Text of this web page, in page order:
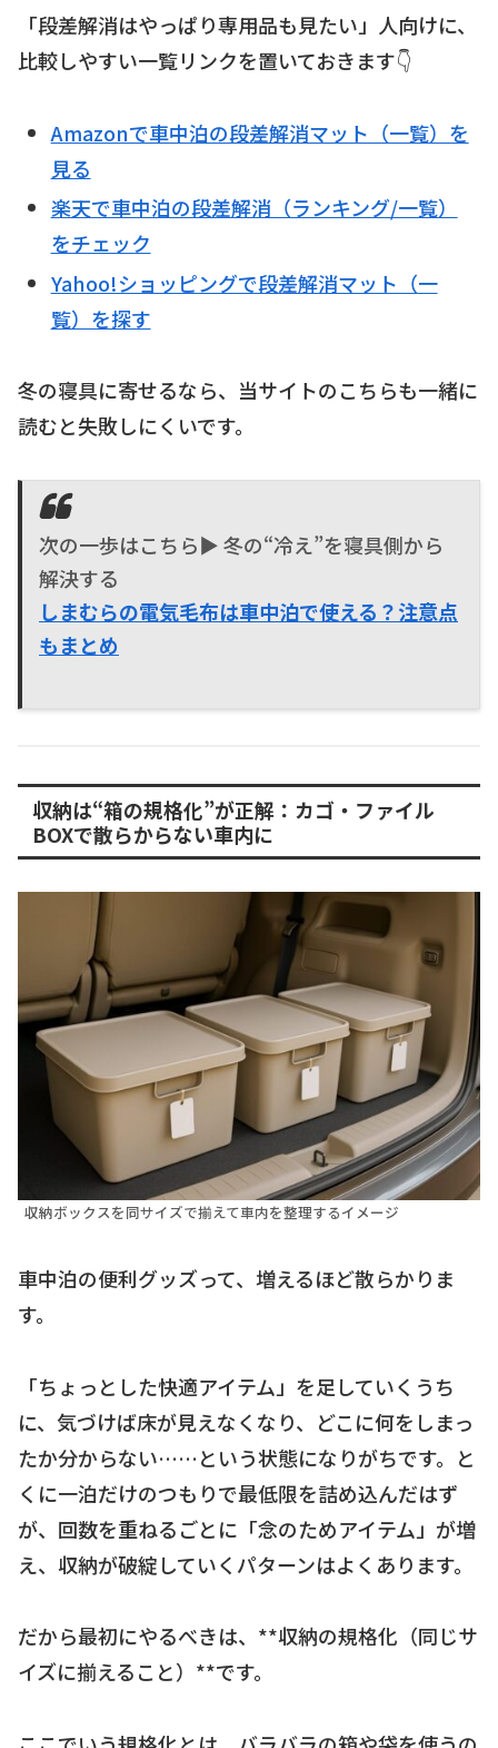
「段差解消はやっぱり専用品も見たい」人向けに、
比較しやすい一覧リンクを置いておきます👇
Amazonで車中泊の段差解消マット（一覧）を
見る
楽天で車中泊の段差解消（ランキング/一覧）
をチェック
Yahoo!ショッピングで段差解消マット（一
覧）を探す
冬の寝具に寄せるなら、当サイトのこちらも一緒に
読むと失敗しにくいです。
次の一歩はこちら▶ 冬の“冷え”を寝具側から
解決する
しまむらの電気毛布は車中泊で使える？注意点
もまとめ
収納は“箱の規格化”が正解：カゴ・ファイル
BOXで散らからない車内に
収納ボックスを同サイズで揃えて車内を整理するイメージ
車中泊の便利グッズって、増えるほど散らかりま
す。
「ちょっとした快適アイテム」を足していくうち
に、気づけば床が見えなくなり、どこに何をしまっ
たか分からない……という状態になりがちです。と
くに一泊だけのつもりで最低限を詰め込んだはず
が、回数を重ねるごとに「念のためアイテム」が増
え、収納が破綻していくパターンはよくあります。
だから最初にやるべきは、**収納の規格化（同じサ
イズに揃えること）**です。